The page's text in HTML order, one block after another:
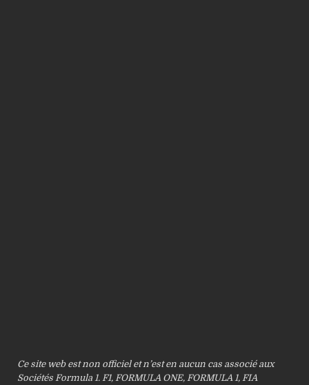
Ce site web est non officiel et n’est en aucun cas associé aux
Sociétés Formula 1. F1, FORMULA ONE, FORMULA 1, FIA